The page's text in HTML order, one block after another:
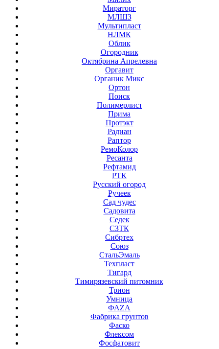
Мираторг
МЛШЗ
Мультипласт
НЛМК
Облик
Огородник
Октябрина Апрелевна
Оргавит
Органик Микс
Ортон
Поиск
Полимерлист
Прима
Протэкт
Радиан
Раптор
РемоКолор
Ресанта
Рефтамид
РТК
Русский огород
Ручеек
Сад чудес
Садовита
Седек
СЗТК
Сибртех
Союз
СтальЭмаль
Техпласт
Тигард
Тимирязевский питомник
Трион
Умница
ФАZА
Фабрика грунтов
Фаско
Флексом
Фосфатовит